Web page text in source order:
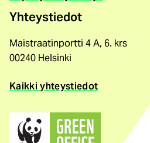
Yhteystiedot
Maistraatinportti 4 A, 6. krs
00240 Helsinki
Kaikki yhteystiedot